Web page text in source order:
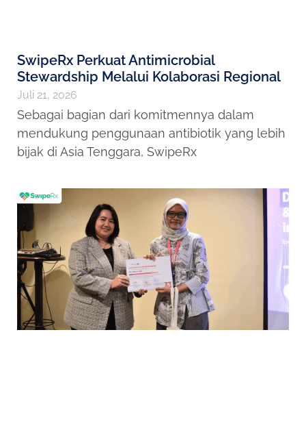
SwipeRx Perkuat Antimicrobial
Stewardship Melalui Kolaborasi Regional
Juli 21, 2026
Sebagai bagian dari komitmennya dalam
mendukung penggunaan antibiotik yang lebih
bijak di Asia Tenggara, SwipeRx